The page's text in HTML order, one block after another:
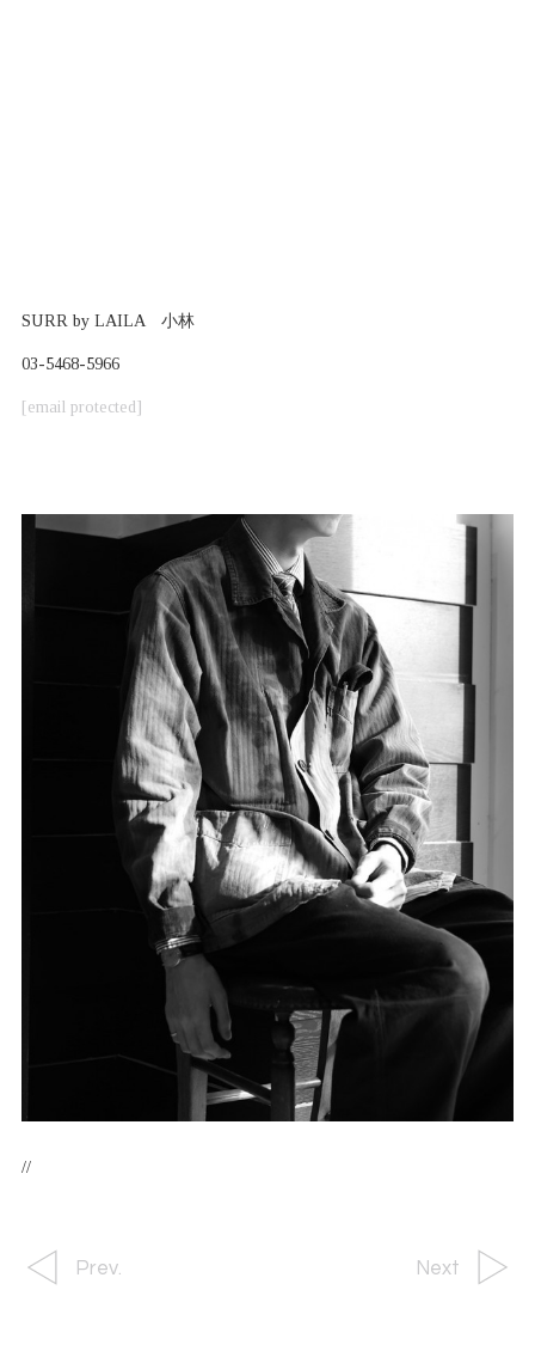
SURR by LAILA 小林
03-5468-5966
[email protected]
//
Prev. Next